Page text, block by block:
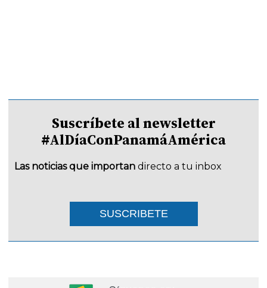
Suscríbete al newsletter
#AlDíaConPanamáAmérica
Las noticias que importan directo a tu inbox
SUSCRIBETE